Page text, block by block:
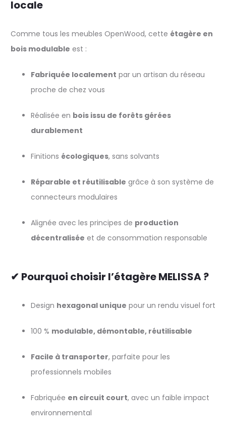
locale
Comme tous les meubles OpenWood, cette étagère en
bois modulable est :
Fabriquée localement par un artisan du réseau
proche de chez vous
Réalisée en bois issu de forêts gérées
durablement
Finitions écologiques, sans solvants
Réparable et réutilisable grâce à son système de
connecteurs modulaires
Alignée avec les principes de production
décentralisée et de consommation responsable
✔ Pourquoi choisir l’étagère MELISSA ?
Design hexagonal unique pour un rendu visuel fort
100 % modulable, démontable, réutilisable
Facile à transporter, parfaite pour les
professionnels mobiles
Fabriquée en circuit court, avec un faible impact
environnemental